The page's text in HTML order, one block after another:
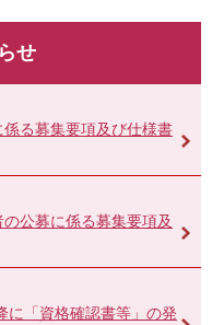
せ
る募集要項及び仕様書
公募に係る募集要項及
に「資格確認書等」の発